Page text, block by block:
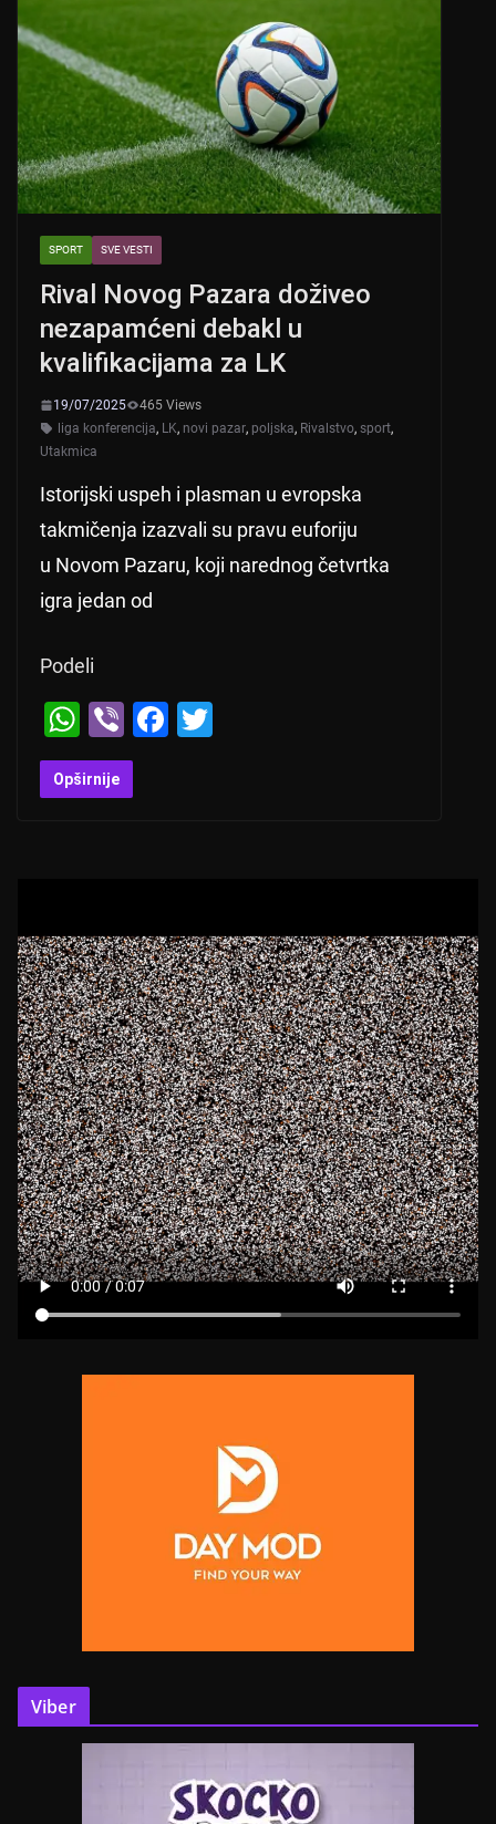
SPORT SVE VESTI
Rival Novog Pazara doživeo
nezapamćeni debakl u
kvalifikacijama za LK
19/07/2025
465 Views
liga konferencija, LK, novi pazar, poljska, Rivalstvo, sport,
Utakmica
Istorijski uspeh i plasman u evropska
takmičenja izazvali su pravu euforiju
u Novom Pazaru, koji narednog četvrtka
igra jedan od
Podeli
W
h
at
p
Vi
b
er
F
o
k
Opširnije
Viber